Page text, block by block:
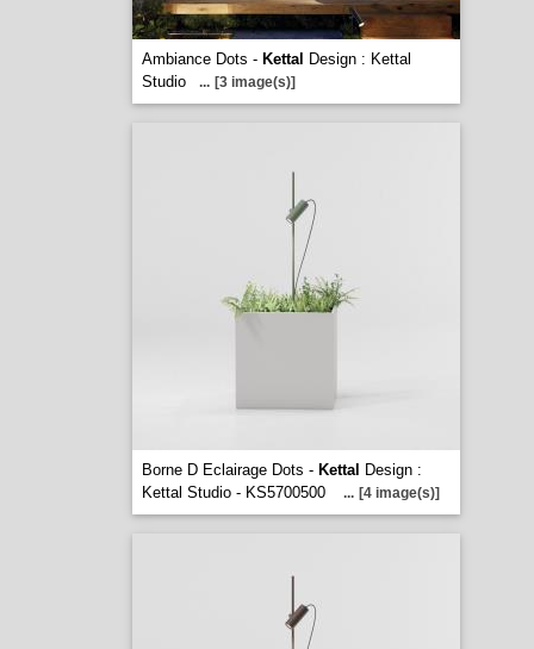
Ambiance Dots - Kettal Design : Kettal
Studio
... [3 image(s)]
Borne D Eclairage Dots - Kettal Design :
Kettal Studio - KS5700500
... [4 image(s)]